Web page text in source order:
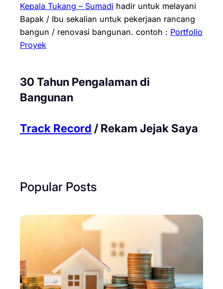
Kepala Tukang – Sumadi hadir untuk melayani
Bapak / Ibu sekalian untuk pekerjaan rancang
bangun / renovasi bangunan. contoh : Portfolio
Proyek
30 Tahun Pengalaman di
Bangunan
Track Record / Rekam Jejak Saya
Popular Posts